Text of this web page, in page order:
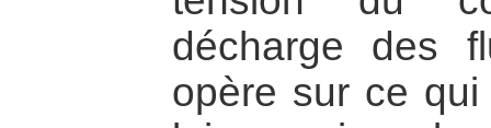
décharge des
opère sur ce qui